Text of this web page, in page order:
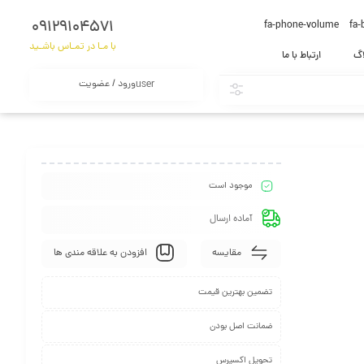
fa-
fa-phone-volume
ارتباط با ما
09129104571
با مـا در تمـاس باشـید
userورود / عضویت
موجود است
آماده ارسال
مقایسه افزودن به علاقه مندی ها
تضمین بهترین قیمت
ضمانت اصل بودن
تحویل اکسپرس